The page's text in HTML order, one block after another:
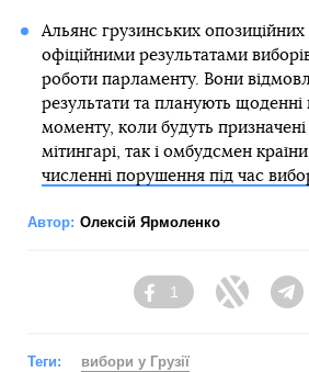
Альянс грузинських опозиційних
офіційними результатами
роботи парламенту. Вони
результати та планують
моменту, коли будуть
мітингарі, так і омбудсмен
численні порушення під час
Автор: Олексій Ярмоленко
Facebook
1
Twitter
Теги: вибори у Грузії